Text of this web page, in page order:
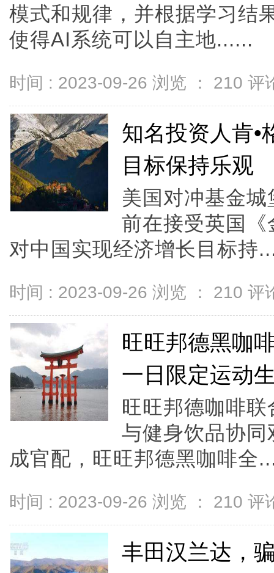
模式和规律，并根据学习结
使得AI系统可以自主地......
时间 : 2023-09-26 浏览 ： 210 评
知名投资人肯•
目标保持乐观
美国对冲基金城
前在接受英国
对中国实现经济增长目标持
时间 : 2023-09-26 浏览 ： 210 评
旺旺邦德黑咖
一日限定运动
旺旺邦德咖啡
与健身饮品协
成官配，旺旺邦德黑咖啡全
时间 : 2023-09-26 浏览 ： 210 评
丰田汉兰达，